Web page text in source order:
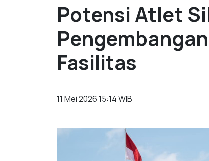
Potensi Atlet
Fasilitas
11 Mei 2026 15:14 WIB